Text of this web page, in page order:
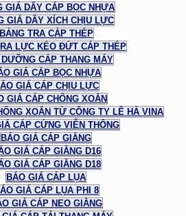
GIÁ DÂY CÁP BỌC NHỰA
GIÁ DÂY XÍCH CHỊU LỰC
BẢNG TRA CÁP THÉP
LỰC KÉO ĐỨT CÁP THÉP
CÁP THANG MÁY
GIÁ CÁP BỌC NHỰA
GIÁ CÁP CHỊU LỰC
GIÁ CÁP CHỐNG XOẮN
XOẮN TỪ CÔNG TY LÊ HÀ VINA
CÁP CỨNG VIỄN THÔNG
BÁO GIÁ CÁP GIẰNG
GIÁ CÁP GIẰNG D16
GIÁ CÁP GIẰNG D18
BÁO GIÁ CÁP LỤA
GIÁ CÁP LỤA PHI 8
GIÁ CÁP NEO GIẰNG